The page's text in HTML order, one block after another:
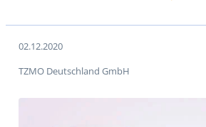
02.12.2020
TZMO Deutschland GmbH